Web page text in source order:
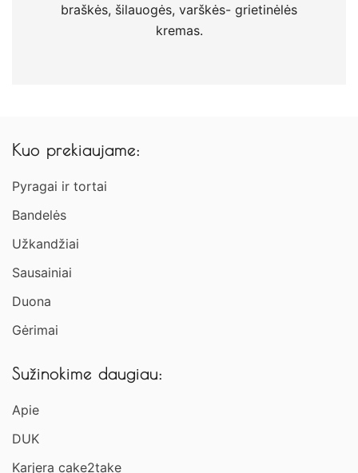
braškės, šilauogės, varškės- grietinėlės
kremas.
Kuo prekiaujame:
Pyragai ir tortai
Bandelės
Užkandžiai​
Sausainiai
Duona
Gėrimai
Sužinokime daugiau:
Apie
DUK
Karjera cake2take